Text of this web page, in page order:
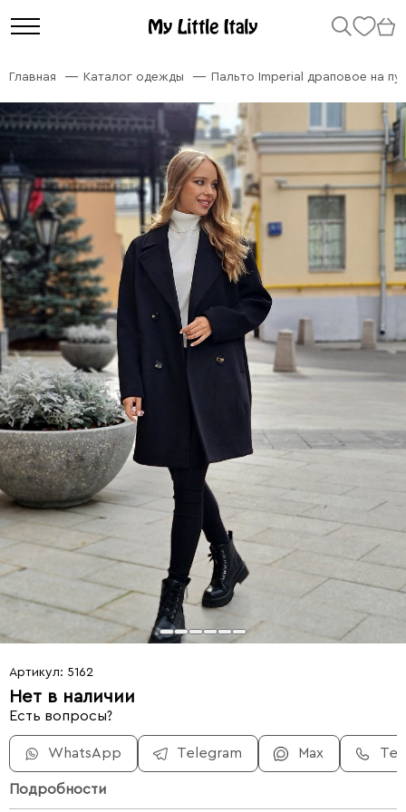
Главная Каталог одежды Пальто Imperial драповое на
Артикул: 5162
Нет в наличии
Есть вопросы?
WhatsApp Telegram Max
Подробности